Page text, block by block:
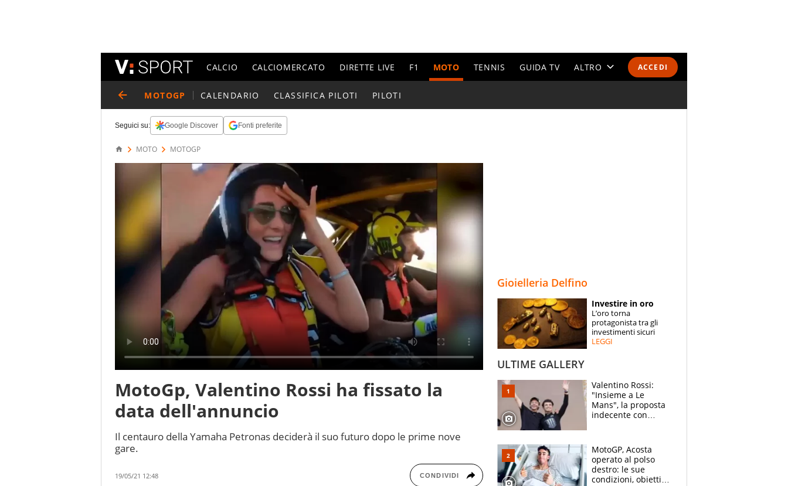
ACCEDI
CALCIO CALCIOMERCATO DIRETTE LIVE F1 MOTO TENNIS GUIDA TV ALTRO
ESPERTI
CONTATTI
MOTOGP CALENDARIO CLASSIFICA PILOTI PILOTI
Seguici su: Google Discover Fonti preferite
MOTO MOTOGP
MotoGp, Valentino Rossi ha fissato la
data dell'annuncio
Il centauro della Yamaha Petronas deciderà il suo futuro dopo le prime nove
gare.
19/05/21 12:48 CONDIVIDI
Gioielleria Delfino
Investire in oro
L’oro torna
protagonista tra gli
investimenti sicuri
LEGGI
ULTIME GALLERY
Valentino Rossi:
"Insieme a Le
Mans", la proposta
indecente con
Goodwood
MotoGP, Acosta
operato al polso
destro: le sue
condizioni, obiettivo